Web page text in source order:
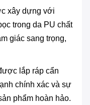
xây dựng với
trong da PU chất
giác sang trọng,
lắp ráp cẩn
chính xác và sự
phẩm hoàn hảo.